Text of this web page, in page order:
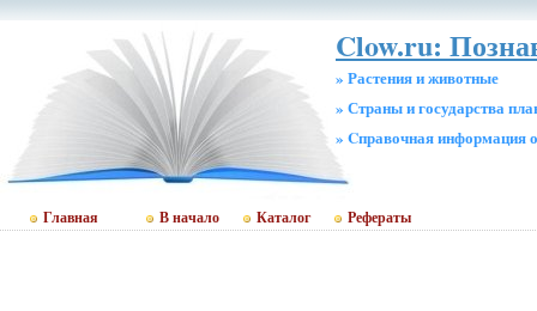
Clow.ru:
» Растения и животные
» Страны и государства
» Cправочная информация
Главная В начало Каталог Рефераты